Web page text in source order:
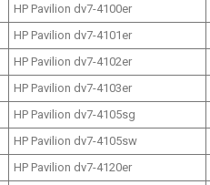
HP Pavilion dv7-4100er
HP Pavilion dv7-4101er
HP Pavilion dv7-4102er
HP Pavilion dv7-4103er
HP Pavilion dv7-4105sg
HP Pavilion dv7-4105sw
HP Pavilion dv7-4120er